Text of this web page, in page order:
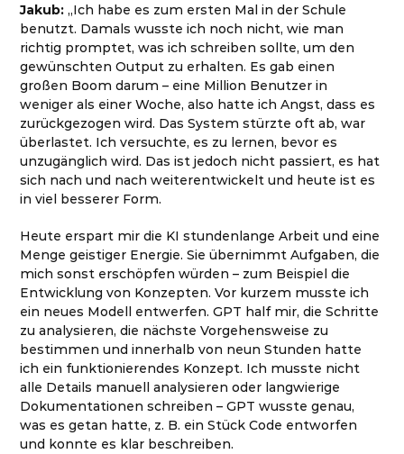
Jakub: „Ich habe es zum ersten Mal in der Schule
benutzt. Damals wusste ich noch nicht, wie man
richtig promptet, was ich schreiben sollte, um den
gewünschten Output zu erhalten. Es gab einen
großen Boom darum – eine Million Benutzer in
weniger als einer Woche, also hatte ich Angst, dass es
zurückgezogen wird. Das System stürzte oft ab, war
überlastet. Ich versuchte, es zu lernen, bevor es
unzugänglich wird. Das ist jedoch nicht passiert, es hat
sich nach und nach weiterentwickelt und heute ist es
in viel besserer Form.
Heute erspart mir die KI stundenlange Arbeit und eine
Menge geistiger Energie. Sie übernimmt Aufgaben, die
mich sonst erschöpfen würden – zum Beispiel die
Entwicklung von Konzepten. Vor kurzem musste ich
ein neues Modell entwerfen. GPT half mir, die Schritte
zu analysieren, die nächste Vorgehensweise zu
bestimmen und innerhalb von neun Stunden hatte
ich ein funktionierendes Konzept. Ich musste nicht
alle Details manuell analysieren oder langwierige
Dokumentationen schreiben – GPT wusste genau,
was es getan hatte, z. B. ein Stück Code entworfen
und konnte es klar beschreiben.